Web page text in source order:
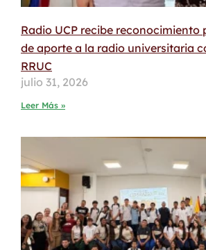
Radio UCP recibe reconocimiento
de aporte a la radio universitaria
RRUC
julio 31, 2026
Leer Más »